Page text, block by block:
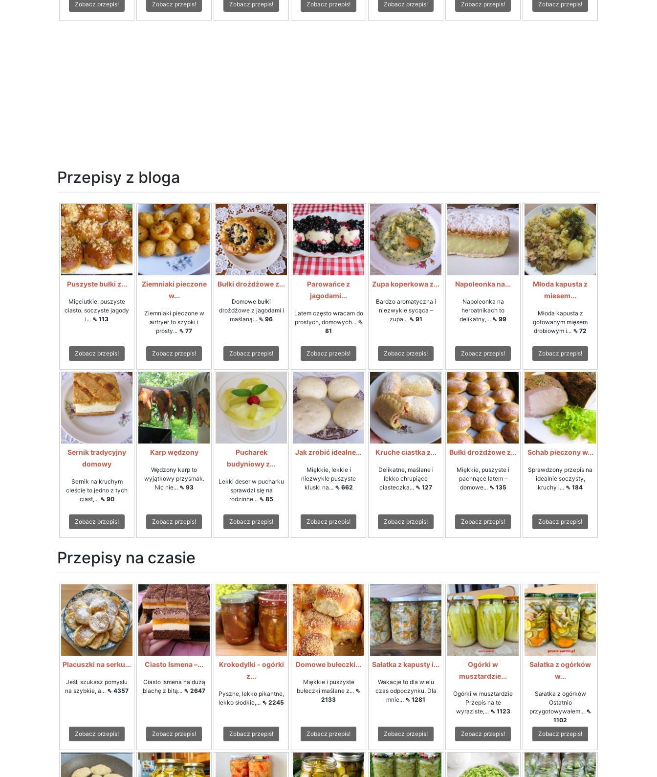
Zobacz przepis! Zobacz przepis! Zobacz przepis! Zobacz przepis! Zobacz przepis! Zobacz przepis! Zobacz przepis!
Przepisy z bloga
Puszyste bułki z...
Mięciutkie, puszyste
ciasto, soczyste jagody
i... ⇖ 113
Zobacz przepis!
Ziemniaki pieczone
w...
Ziemniaki pieczone w
airfryer to szybki i
prosty... ⇖ 77
Zobacz przepis!
Bułki drożdżowe z...
Domowe bułki
drożdżowe z jagodami i
maślaną... ⇖ 96
Zobacz przepis!
Parowańce z
jagodami...
Latem często wracam do
prostych, domowych... ⇖
81
Zobacz przepis!
Zupa koperkowa z...
Bardzo aromatyczna i
niezwykle sycąca –
zupa... ⇖ 91
Zobacz przepis!
Napoleonka na...
Napoleonka na
herbatnikach to
delikatny,... ⇖ 99
Zobacz przepis!
Młoda kapusta z
miesem...
Młoda kapusta z
gotowanym mięsem
drobiowym i... ⇖ 72
Zobacz przepis!
Sernik tradycyjny
domowy
Sernik na kruchym
cieście to jedno z tych
ciast,... ⇖ 90
Zobacz przepis!
Karp wędzony
Wędzony karp to
wyjątkowy przysmak.
Nic nie... ⇖ 93
Zobacz przepis!
Pucharek
budyniowy z...
Lekki deser w pucharku
sprawdzi się na
rodzinne... ⇖ 85
Zobacz przepis!
Jak zrobić idealne...
Miękkie, lekkie i
niezwykle puszyste
kluski na... ⇖ 662
Zobacz przepis!
Kruche ciastka z...
Delikatne, maślane i
lekko chrupiące
ciasteczka... ⇖ 127
Zobacz przepis!
Bułki drożdżowe z...
Miękkie, puszyste i
pachnące latem –
domowe... ⇖ 135
Zobacz przepis!
Schab pieczony w...
Sprawdzony przepis na
idealnie soczysty,
kruchy i... ⇖ 184
Zobacz przepis!
Przepisy na czasie
Placuszki na serku...
Jeśli szukasz pomysłu
na szybkie, a... ⇖ 4357
Zobacz przepis!
Ciasto Ismena –...
Ciasto Ismena na dużą
blachę z bitą... ⇖ 2647
Zobacz przepis!
Krokodylki - ogórki
z...
Pyszne, lekko pikantne,
lekko słodkie,... ⇖ 2245
Zobacz przepis!
Domowe bułeczki...
Miękkie i puszyste
bułeczki maślane z... ⇖
2133
Zobacz przepis!
Sałatka z kapusty i...
Wakacje to dla wielu
czas odpoczynku. Dla
mnie... ⇖ 1281
Zobacz przepis!
Ogórki w
musztardzie...
Ogórki w musztardzie
Przepis na te
wyraziste,... ⇖ 1123
Zobacz przepis!
Sałatka z ogórków
w...
Sałatka z ogórków
Ostatnio
przygotowywałem... ⇖
1102
Zobacz przepis!